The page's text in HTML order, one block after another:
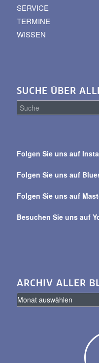
SERVICE
TERMINE
WISSEN
SUCHE ÜBER
alle
Folgen Sie uns auf
Folgen Sie uns auf
Folgen Sie uns auf
Besuchen Sie uns auf
ARCHIV ALLER